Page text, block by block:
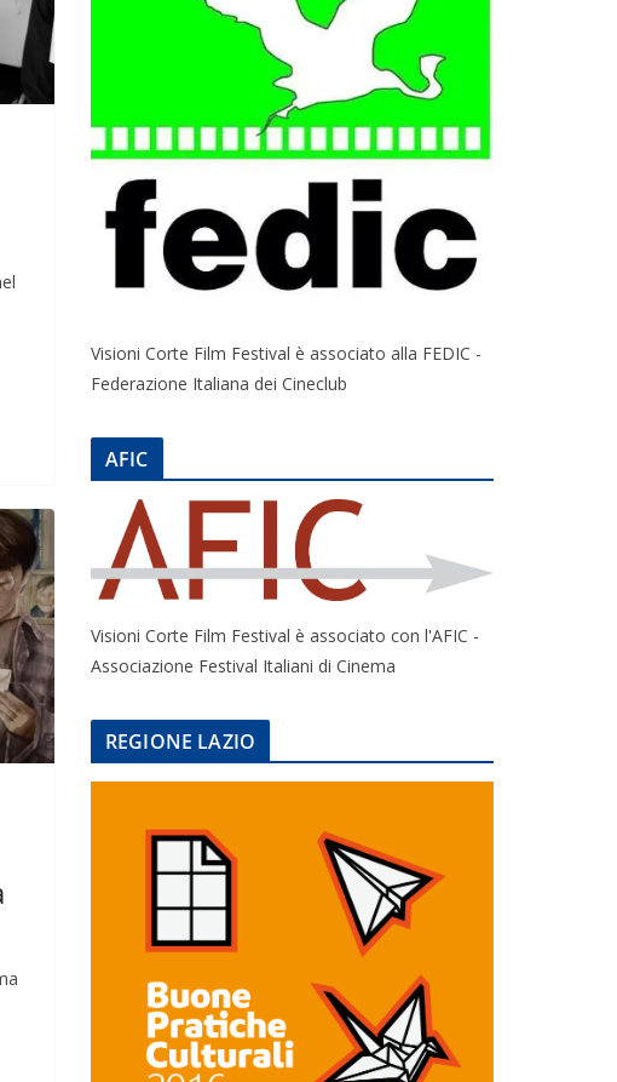
Visioni Corte Film Festival è associato alla FEDIC -
Federazione Italiana dei Cineclub
AFIC
Visioni Corte Film Festival è associato con l'AFIC -
Associazione Festival Italiani di Cinema
REGIONE LAZIO